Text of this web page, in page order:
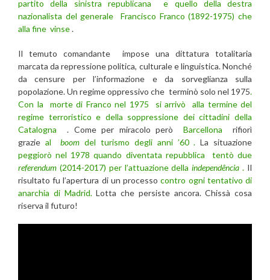
partito della sinistra republicana e quello della destra
nazionalista del generale Francisco Franco (1892-1975) che
alla fine vinse.
Il temuto comandante impose una dittatura totalitaria
marcata da repressione politica, culturale e linguistica. Nonché
da censure per l’informazione e da sorveglianza sulla
popolazione. Un regime oppressivo che terminò solo nel 1975.
Con la morte di Franco nel 1975 si arrivò alla termine del
regime terroristico e della soppressione dei cittadini della
Catalogna . Come per miracolo però Barcellona rifiorì
grazie alboom del turismo degli anni ’60 . La situazione
peggiorò nel 1978 quando diventata repubblica tentò due
referendum (2014-2017) per l’attuazione dellaindependência . Il
risultato fu l’apertura di un processocontro ogni tentativo di
anarchia di Madrid.Lotta che persiste ancora. Chissà cosa
riserva il futuro!